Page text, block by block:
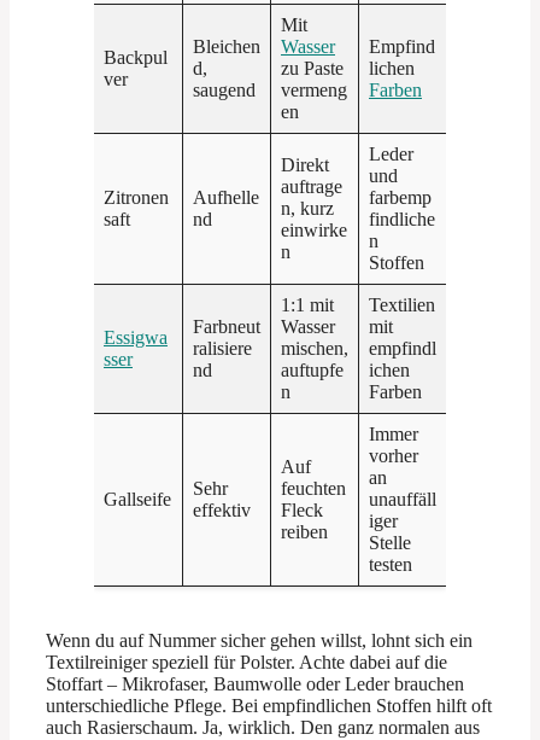
Backpul
ver
Bleichen
d,
saugend
Mit
Wasser
zu Paste
vermeng
en
Empfind
lichen
Farben
Zitronen
saft
Aufhelle
nd
Direkt
auftrage
n, kurz
einwirke
n
Leder
und
farbemp
findliche
n
Stoffen
Essigwa
sser
Farbneut
ralisiere
nd
1:1 mit
Wasser
mischen,
auftupfe
n
Textilien
mit
empfindl
ichen
Farben
Gallseife
Sehr
effektiv
Auf
feuchten
Fleck
reiben
Immer
vorher
an
unauffäll
iger
Stelle
testen
Wenn du auf Nummer sicher gehen willst, lohnt sich ein
Textilreiniger speziell für Polster. Achte dabei auf die
Stoffart – Mikrofaser, Baumwolle oder Leder brauchen
unterschiedliche Pflege. Bei empfindlichen Stoffen hilft oft
auch Rasierschaum. Ja, wirklich. Den ganz normalen aus